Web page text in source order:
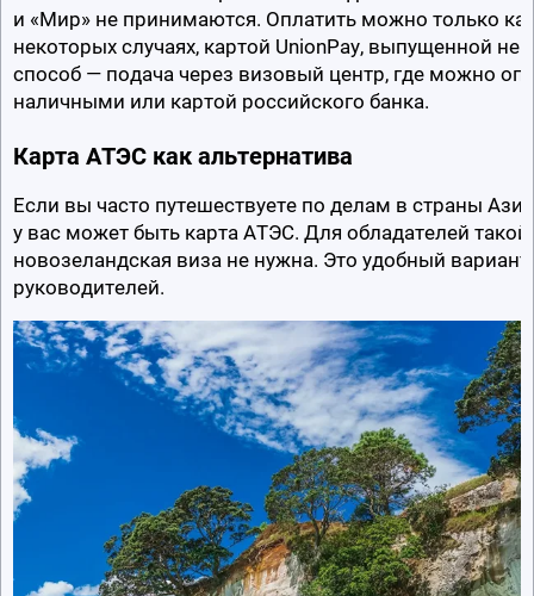
и «Мир» не принимаются. Оплатить можно только
некоторых случаях, картой UnionPay, выпущенной
способ — подача через визовый центр, где можно
наличными или картой российского банка.
Карта АТЭС как альтернатива
Если вы часто путешествуете по делам в страны
у вас может быть карта АТЭС. Для обладателей
новозеландская виза не нужна. Это удобный
руководителей.